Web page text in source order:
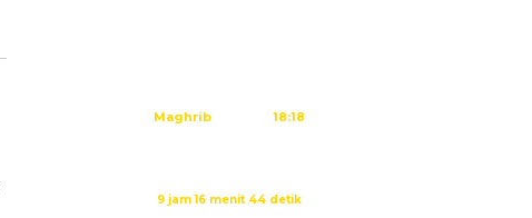
Maghrib 18:18
9 jam 16 menit 43 detik